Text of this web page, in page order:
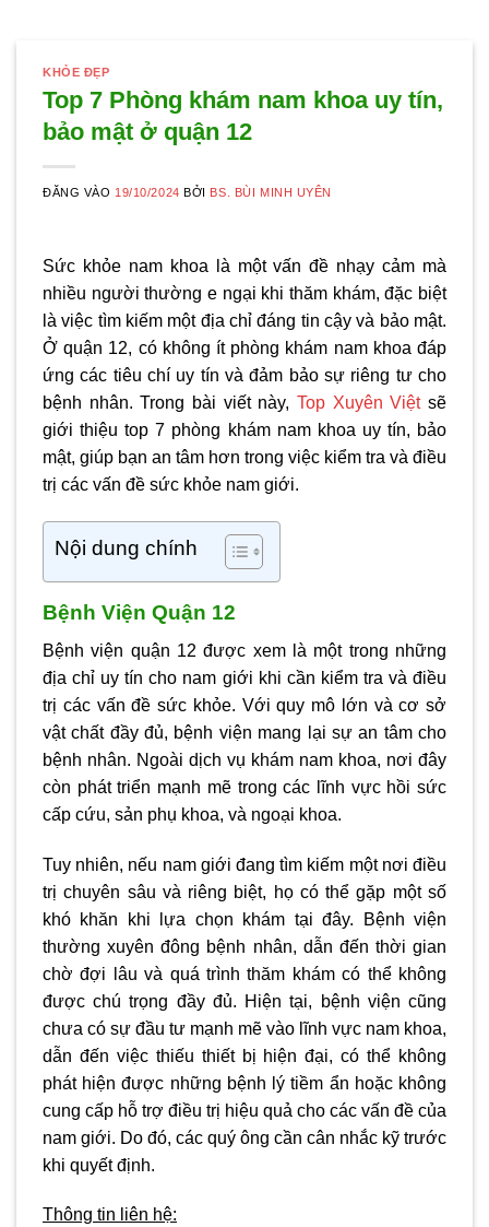
KHỎE ĐẸP
Top 7 Phòng khám nam khoa uy tín,
bảo mật ở quận 12
ĐĂNG VÀO 19/10/2024 BỞI BS. BÙI MINH UYÊN
Sức khỏe nam khoa là một vấn đề nhạy cảm mà
nhiều người thường e ngại khi thăm khám, đặc biệt
là việc tìm kiếm một địa chỉ đáng tin cậy và bảo mật.
Ở quận 12, có không ít phòng khám nam khoa đáp
ứng các tiêu chí uy tín và đảm bảo sự riêng tư cho
bệnh nhân. Trong bài viết này, Top Xuyên Việt sẽ
giới thiệu top 7 phòng khám nam khoa uy tín, bảo
mật, giúp bạn an tâm hơn trong việc kiểm tra và điều
trị các vấn đề sức khỏe nam giới.
Nội dung chính
Bệnh Viện Quận 12
Bệnh viện quận 12 được xem là một trong những
địa chỉ uy tín cho nam giới khi cần kiểm tra và điều
trị các vấn đề sức khỏe. Với quy mô lớn và cơ sở
vật chất đầy đủ, bệnh viện mang lại sự an tâm cho
bệnh nhân. Ngoài dịch vụ khám nam khoa, nơi đây
còn phát triển mạnh mẽ trong các lĩnh vực hồi sức
cấp cứu, sản phụ khoa, và ngoại khoa.
Tuy nhiên, nếu nam giới đang tìm kiếm một nơi điều
trị chuyên sâu và riêng biệt, họ có thể gặp một số
khó khăn khi lựa chọn khám tại đây. Bệnh viện
thường xuyên đông bệnh nhân, dẫn đến thời gian
chờ đợi lâu và quá trình thăm khám có thể không
được chú trọng đầy đủ. Hiện tại, bệnh viện cũng
chưa có sự đầu tư mạnh mẽ vào lĩnh vực nam khoa,
dẫn đến việc thiếu thiết bị hiện đại, có thể không
phát hiện được những bệnh lý tiềm ẩn hoặc không
cung cấp hỗ trợ điều trị hiệu quả cho các vấn đề của
nam giới. Do đó, các quý ông cần cân nhắc kỹ trước
khi quyết định.
Thông tin liên hệ: